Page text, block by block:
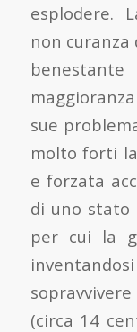
esplodere.
non
sue
molto forti
e forzata
di uno stato
per cui la
(circa 14